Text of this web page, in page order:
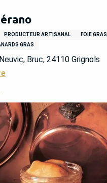
PRODUCTEUR ARTISANAL
FOIE GRAS
GRAS
Bruc, 24110 Grignols